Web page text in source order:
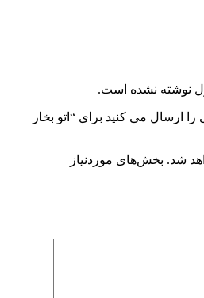
نوشته نشده است.
را ارسال می کنید برای “اتو بخار
شد. بخش‌های موردنیاز